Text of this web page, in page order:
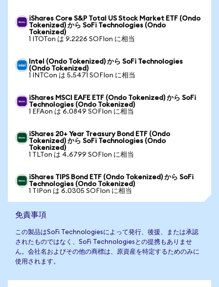
iShares Core S&P Total US Stock Market ETF (Ondo
Tokenized) から SoFi Technologies (Ondo
Tokenized)
1 ITOTon は 9.2226 SOFIon に相当
Intel (Ondo Tokenized) から SoFi Technologies
(Ondo Tokenized)
1 INTCon は 5.5471 SOFIon に相当
iShares MSCI EAFE ETF (Ondo Tokenized) から SoFi
Technologies (Ondo Tokenized)
1 EFAon は 6.0849 SOFIon に相当
iShares 20+ Year Treasury Bond ETF (Ondo
Tokenized) から SoFi Technologies (Ondo
Tokenized)
1 TLTon は 4.6799 SOFIon に相当
iShares TIPS Bond ETF (Ondo Tokenized) から SoFi
Technologies (Ondo Tokenized)
1 TIPon は 6.0305 SOFIon に相当
免責事項
この製品はSoFi Technologiesによって発行、後援、または承認
されたものではなく、SoFi Technologiesとの提携もありませ
ん。会社名およびその他の商標は、原資産を特定するためのみに
使用されます。